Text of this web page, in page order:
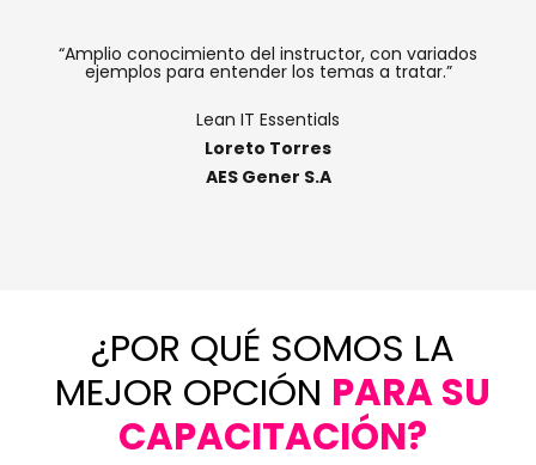
“Me gustó poder compartir experiencias con empresas
en otros países. Fue muy enriquecedor, con ejemplos
claros y conceptos para aplicar en la práctica.”
Lean IT Essentials
Martha Oliveros
¿POR QUÉ SOMOS LA
MEJOR OPCIÓN PARA SU
CAPACITACIÓN?